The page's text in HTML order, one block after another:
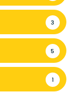
3
5
1